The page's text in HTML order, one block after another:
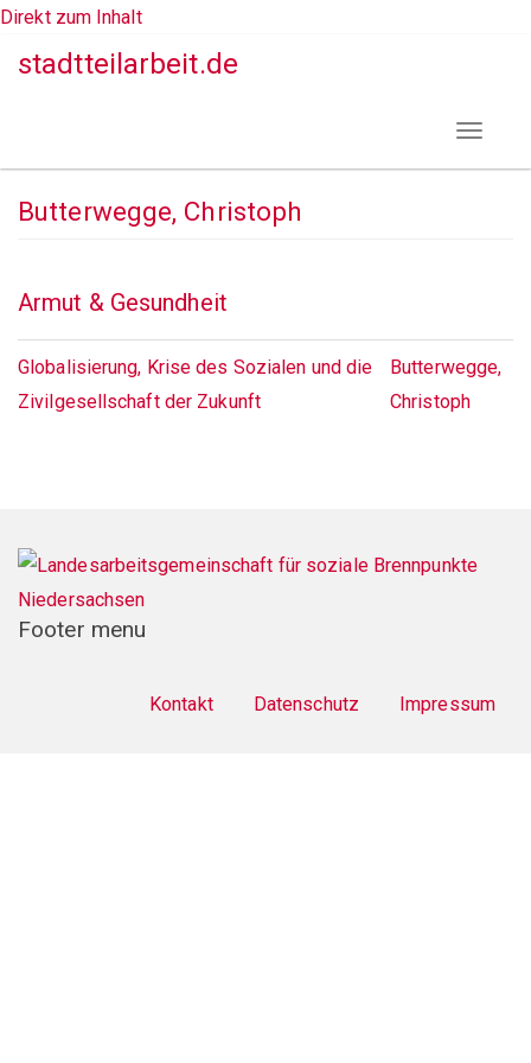
Direkt zum Inhalt
stadtteilarbeit.de
Toggle
Butterwegge, Christoph
Armut & Gesundheit
Globalisierung, Krise des Sozialen und die
Zivilgesellschaft der Zukunft
Butterwegge,
Christoph
Footer menu
Kontakt Datenschutz Impressum